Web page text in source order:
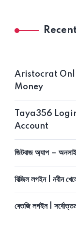
Aristocrat
Money
Taya356
Account
জিটবাজ অ্যাপ –
বিত্‍জিল লগইন | নবীন
বেতজি লগইন |